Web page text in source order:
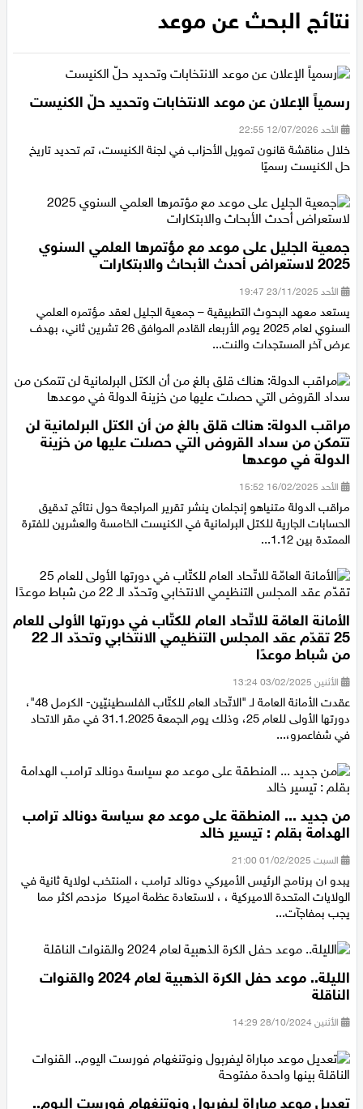
دير حنا
سخنين
عرابة
رياضة
رياضة محلية
رياضة عالمية
تقارير خاصة
اقتصاد
مقالات
مطبخ
صحة وطب
مجلة الحمرا
جمال وازياء
تكنولوجيا
فن
ستوديو انتخابات 2022
نتائج البحث عن موعد
رسمياً الإعلان عن موعد الانتخابات وتحديد حلّ الكنيست
الأحد 12/07/2026 22:55
خلال مناقشة قانون تمويل الأحزاب في لجنة الكنيست، تم تحديد تاريخ
جمعية الجليل على موعد مع مؤتمرها العلمي السنوي
2025 لاستعراض أحدث الأبحاث والابتكارات
الأحد 23/11/2025 19:47
يستعد معهد البحوث التطبيقية – جمعية الجليل لعقد مؤتمره العلمي
مراقب الدولة: هناك قلق بالغ من أن الكتل البرلمانية لن
تتمكن من سداد القروض التي حصلت عليها من خزينة
الدولة في موعدها
الأحد 16/02/2025 15:52
مراقب الدولة متنياهو إنجلمان ينشر تقرير المراجعة حول نتائج تدقيق
الحسابات الجارية للكتل البرلمانية في الكنيست الخامسة والعشرين للفترة
الأمانة العامّة للاتّحاد العام للكتّاب في دورتها الأولى للعام
من شباط موعدًا
الأثنين 03/02/2025 13:24
عقدت الأمانة العامة لـ "الاتّحاد العام للكتّاب الفلسطينيّين- الكرمل 48"،
من جديد ... المنطقة على موعد مع سياسة دونالد ترامب
الهدامة بقلم : تيسير خالد
السبت 01/02/2025 21:00
يبدو ان برنامج الرئيس الأميركي دونالد ترامب ، المنتخب لولاية ثانية في
الولايات المتحدة الاميركية ، ، لاستعادة عظمة اميركا مزدحم اكثر مما
الناقلة